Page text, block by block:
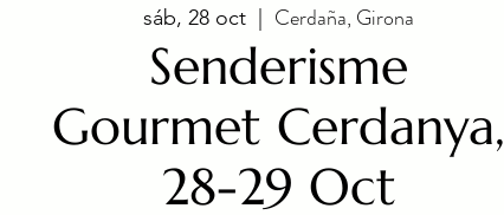
sáb, 28 oct Cerdaña, Girona
Senderisme
Gourmet Cerdanya,
28-29 Oct